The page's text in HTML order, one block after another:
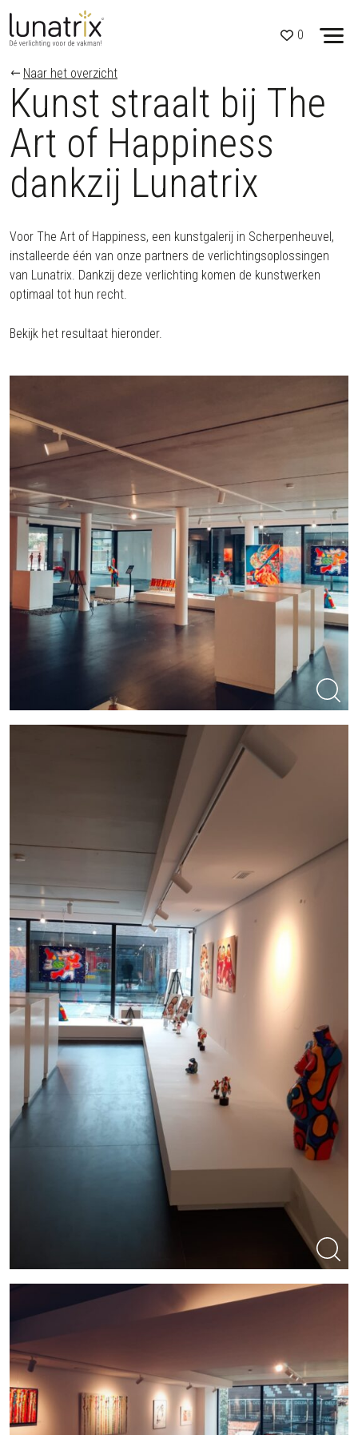
Skip to content
0
Naar het overzicht
Kunst straalt bij The
Art of Happiness
dankzij Lunatrix
Voor The Art of Happiness, een kunstgalerij in Scherpenheuvel,
installeerde één van onze partners de verlichtingsoplossingen
van Lunatrix. Dankzij deze verlichting komen de kunstwerken
optimaal tot hun recht.
Bekijk het resultaat hieronder.